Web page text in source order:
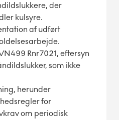
der
kulsyre.
af udført
Rnr7021, eftersyn
som ikke
herunder
for
om periodisk